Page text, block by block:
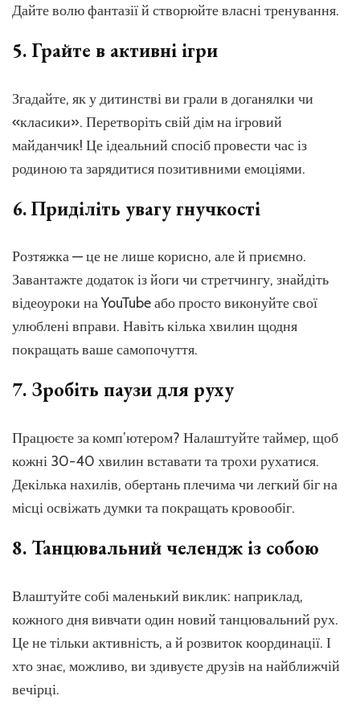
Дайте волю фантазії й створюйте власні тренування.
5. Грайте в активні ігри
Згадайте, як у дитинстві ви грали в доганялки чи
«класики». Перетворіть свій дім на ігровий
майданчик! Це ідеальний спосіб провести час із
родиною та зарядитися позитивними емоціями.
6. Приділіть увагу гнучкості
Розтяжка — це не лише корисно, але й приємно.
Завантажте додаток із йоги чи стретчингу, знайдіть
відеоуроки на YouTube або просто виконуйте свої
улюблені вправи. Навіть кілька хвилин щодня
покращать ваше самопочуття.
7. Зробіть паузи для руху
Працюєте за комп’ютером? Налаштуйте таймер, щоб
кожні 30-40 хвилин вставати та трохи рухатися.
Декілька нахилів, обертань плечима чи легкий біг на
місці освіжать думки та покращать кровообіг.
8. Танцювальний челендж із собою
Влаштуйте собі маленький виклик: наприклад,
кожного дня вивчати один новий танцювальний рух.
Це не тільки активність, а й розвиток координації. І
хто знає, можливо, ви здивуєте друзів на найближчій
вечірці.